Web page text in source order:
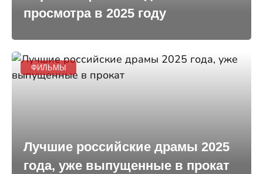
просмотра в 2025 году
ФИЛЬМЫ
Лучшие российские драмы 2025
года, уже выпущенные в прокат